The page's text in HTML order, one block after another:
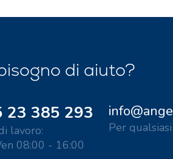
di aiuto?
23 385 293
lavoro:
08:00 - 16:00
Per